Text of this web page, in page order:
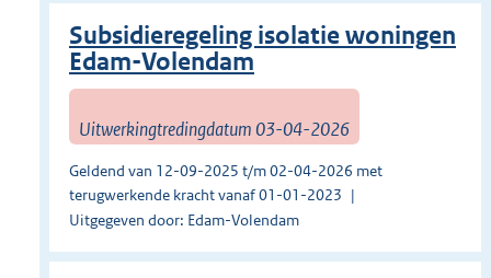
Subsidieregeling isolatie woningen
Edam-Volendam
Uitwerkingtredingdatum 03-04-2026
Geldend van 12-09-2025 t/m 02-04-2026 met
terugwerkende kracht vanaf 01-01-2023
Uitgegeven door: Edam-Volendam